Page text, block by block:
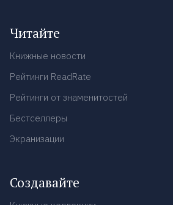
Читайте
Книжные новости
Рейтинги ReadRate
Рейтинги от знаменитостей
Бестселлеры
Экранизации
Создавайте